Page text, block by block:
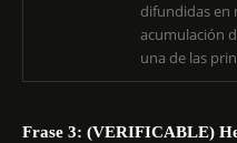
difundidas en
acumulación
una de las
Frase 3: (VERIFICABLE)